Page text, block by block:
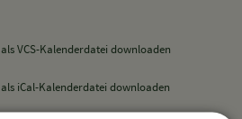
VCS-Kalenderdatei downloaden
iCal-Kalenderdatei downloaden